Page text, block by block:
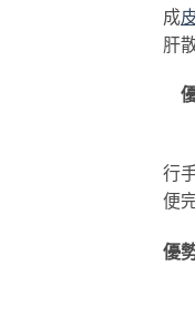
成
肝
優
行
便
優